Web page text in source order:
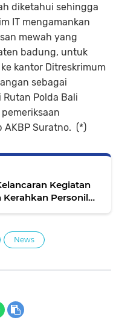
diketahui sehingga
IT mengamankan
mewah yang
badung, untuk
kantor Ditreskrimum
sebagai
Polda Bali
AKBP Suratno. (*)
Kegiatan
Kerahkan Personil
News